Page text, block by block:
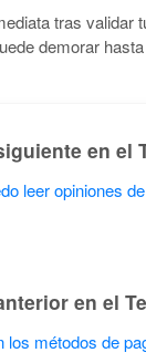
tras validar
demorar
en el
leer opiniones
en el
los métodos de